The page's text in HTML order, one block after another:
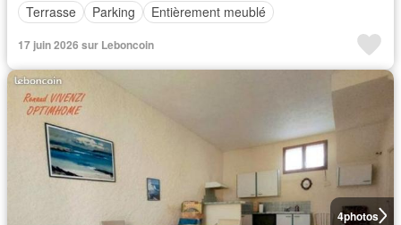
Terrasse
Parking Entièrement meublé
17 juin 2026 sur Leboncoin
4photos